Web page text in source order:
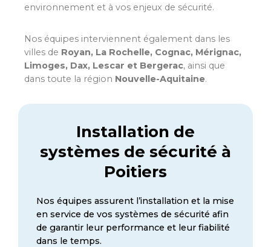
environnement et à vos enjeux de sécurité.
Nos équipes interviennent également dans les
villes de Royan, La Rochelle, Cognac, Mérignac,
Limoges, Dax, Lescar et Bergerac, ainsi que
dans toute la région Nouvelle-Aquitaine.
Installation de
systèmes de sécurité à
Poitiers
Nos équipes assurent l’installation et la mise
en service de vos systèmes de sécurité afin
de garantir leur performance et leur fiabilité
dans le temps.